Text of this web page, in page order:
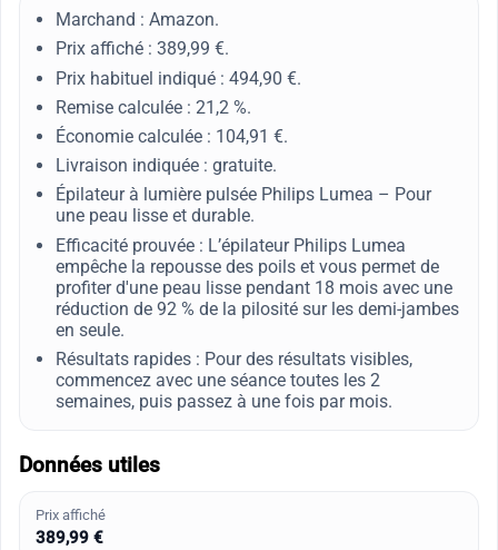
Marchand : Amazon.
Prix affiché : 389,99 €.
Prix habituel indiqué : 494,90 €.
Remise calculée : 21,2 %.
Économie calculée : 104,91 €.
Livraison indiquée : gratuite.
Épilateur à lumière pulsée Philips Lumea – Pour
une peau lisse et durable.
Efficacité prouvée : L’épilateur Philips Lumea
empêche la repousse des poils et vous permet de
profiter d'une peau lisse pendant 18 mois avec une
réduction de 92 % de la pilosité sur les demi-jambes
en seule.
Résultats rapides : Pour des résultats visibles,
commencez avec une séance toutes les 2
semaines, puis passez à une fois par mois.
Données utiles
Prix affiché
389,99 €